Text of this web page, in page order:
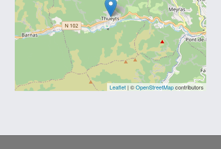
Leaflet | ©OpenStreetMapcontributors